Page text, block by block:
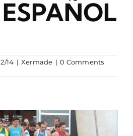
14 | Xermade | 0 Comments